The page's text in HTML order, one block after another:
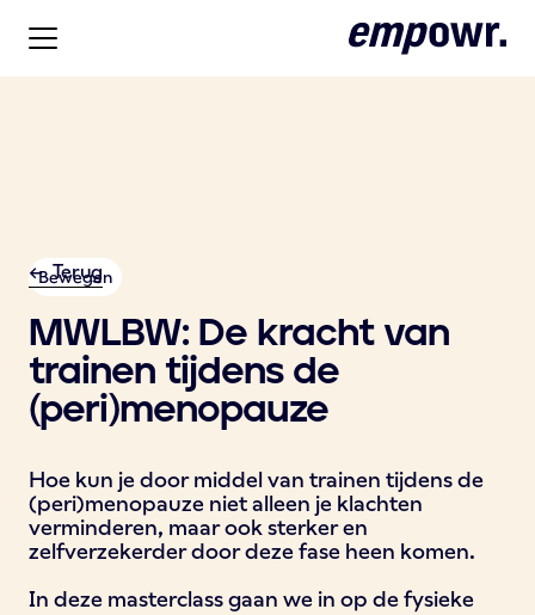
Bewegen
MWLBW: De kracht van
trainen tijdens de
(peri)menopauze
Hoe kun je door middel van trainen tijdens de
(peri)menopauze niet alleen je klachten
verminderen, maar ook sterker en
zelfverzekerder door deze fase heen komen.
In deze masterclass gaan we in op de fysieke
<- Terug